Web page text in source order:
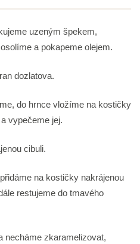
uzeným špekem,
a pokapeme olejem.
dozlatova.
do hrnce vložíme na kostičky
vypečeme jej.
cibuli.
na kostičky nakrájenou
restujeme do tmavého
necháme zkaramelizovat,